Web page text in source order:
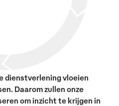
dienstverlening vloeien
Daarom zullen onze
om inzicht te krijgen in